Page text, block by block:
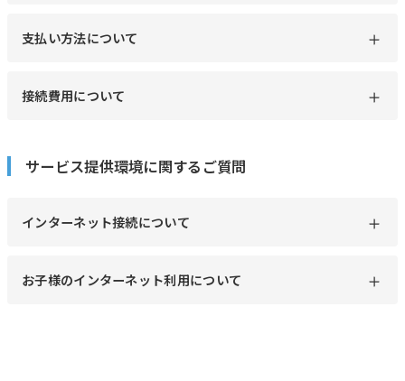
支払い方法について
接続費用について
サービス提供環境に関するご質問
インターネット接続について
お子様のインターネット利用について